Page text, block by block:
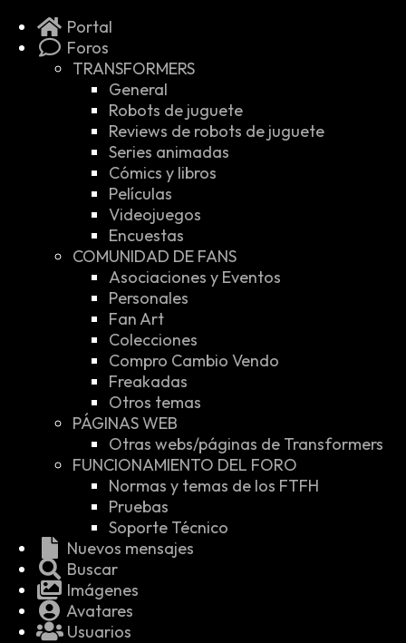
Portal
Foros
TRANSFORMERS
General
Robots de juguete
Reviews de robots de juguete
Series animadas
Cómics y libros
Películas
Videojuegos
Encuestas
COMUNIDAD DE FANS
Asociaciones y Eventos
Personales
Fan Art
Colecciones
Compro Cambio Vendo
Freakadas
Otros temas
PÁGINAS WEB
Otras webs/páginas de Transformers
FUNCIONAMIENTO DEL FORO
Normas y temas de los FTFH
Pruebas
Soporte Técnico
Nuevos mensajes
Buscar
Imágenes
Avatares
Usuarios